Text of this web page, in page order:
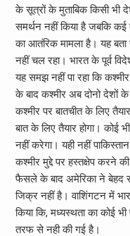
के सूत्रों के मुताबिक किसी भी
समर्थन नहीं किया है जबकि
का आतंरिक मामला है। यह बता
नहीं चल रहा। भारत के पूर्व
यह समझ नहीं पा रहा कि
के बाद कश्मीर अब दोनो देशों के
कश्मीर पर बातचीत के लिए
बात के लिए तैयार होगा। कोई
नहीं करेगा। यही नहीं
कश्मीर मुद्दे पर हस्तक्षेप करने
फैसले के बाद अमेरिका ने बेहद
जिक्र नहीं है। वाशिंगटन में
किया कि, मध्यस्थता का कोई भी
तरफ से नही की गई है।